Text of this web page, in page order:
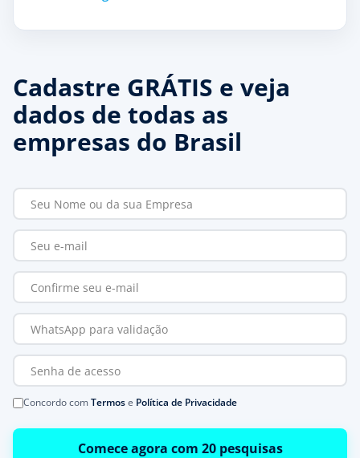
Cadastre GRÁTIS e veja
dados de todas as
empresas do Brasil
Concordo comTermose Política de Privacidade
Comece agora com 20 pesquisas